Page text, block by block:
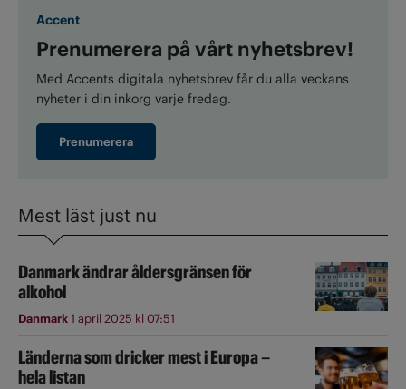
Accent
Prenumerera på vårt nyhetsbrev!
Med Accents digitala nyhetsbrev får du alla veckans
nyheter i din inkorg varje fredag.
Prenumerera
Mest läst just nu
Danmark ändrar åldersgränsen för
alkohol
Danmark1 april 2025 kl 07:51
Länderna som dricker mest i Europa –
hela listan